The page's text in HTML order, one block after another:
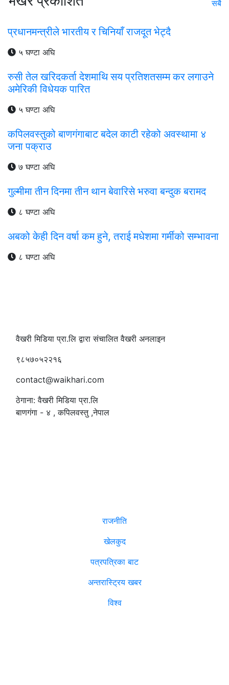
सबै
प्रधानमन्त्रीले भारतीय र चिनियाँ राजदूत भेट्दै
५ घण्टा अघि
रुसी तेल खरिदकर्ता देशमाथि सय प्रतिशतसम्म कर लगाउने
अमेरिकी विधेयक पारित
५ घण्टा अघि
कपिलवस्तुको बाणगंगाबाट बदेल काटी रहेको अवस्थामा ४
जना पक्राउ
७ घण्टा अघि
गुल्मीमा तीन दिनमा तीन थान बेवारिसे भरुवा बन्दुक बरामद
८ घण्टा अघि
अबको केही दिन वर्षा कम हुने, तराई मधेशमा गर्मीको सम्भावना
८ घण्टा अघि
वैखरी मिडिया प्रा.लि द्वारा संचालित वैखरी अनलाइन
९८५७०५२२१६
contact@waikhari.com
ठेगाना: वैखरी मिडिया प्रा.लि
बाणगंगा - ४ , कपिलवस्तु ,नेपाल
राजनीति
खेलकुद
पत्रपत्रिका बाट
अन्तरास्ट्रिय खबर
विश्व